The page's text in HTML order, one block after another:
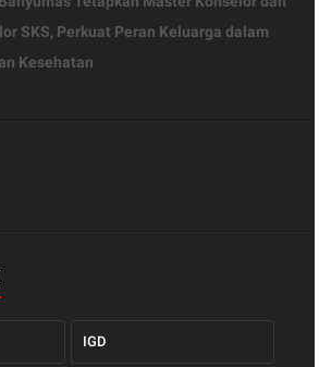
SKS, Perkuat Peran Keluarga dalam
Kesehatan
IGD